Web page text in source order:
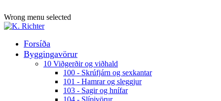
Wrong menu selected
Forsíða
Byggingavörur
10 Viðgerðir og viðhald
100 - Skrúfjárn og sexkantar
101 - Hamrar og sleggjur
103 - Sagir og hnífar
104 - Slípivörur